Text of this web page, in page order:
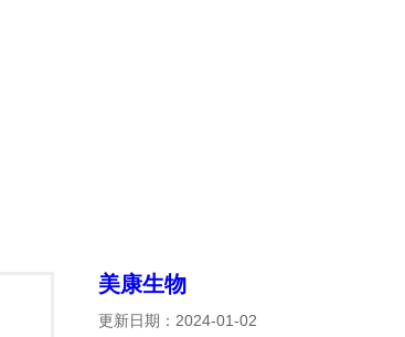
美康生物
更新日期：2024-01-02